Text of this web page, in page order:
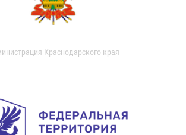
Краснодарского края